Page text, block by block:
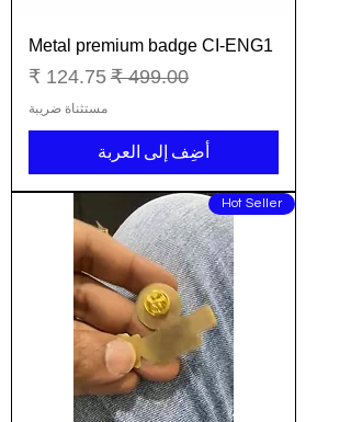
Metal premium badge CI-ENG1
سعر عاديسعر البيع
مستثناة ضريبة
أضِف إلى العربة
Hot Seller